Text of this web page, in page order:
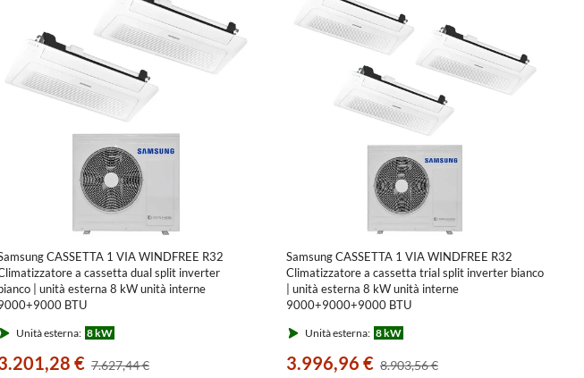
CASSETTA 1 VIA WINDFREE R32
a cassetta dual split inverter
| unità esterna 8 kW unità interne
BTU
Unità esterna: 8 kW
€ 7.627,44 €
Samsung CASSETTA 1 VIA WINDFREE R32
Climatizzatore a cassetta trial split inverter bianco
| unità esterna 8 kW unità interne
9000+9000+9000 BTU
Unità esterna: 8 kW
3.996,96 € 8.903,56 €